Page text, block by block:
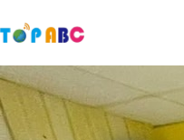
至
要
內
容